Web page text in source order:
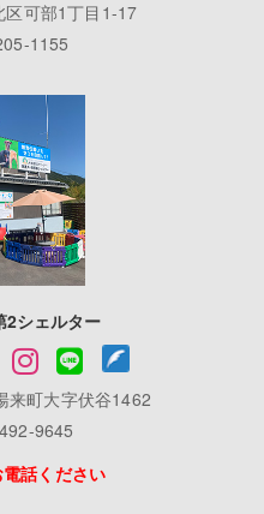
区可部1丁目1-17
1155
2シェルター
来町大字伏谷1462
9645
話ください